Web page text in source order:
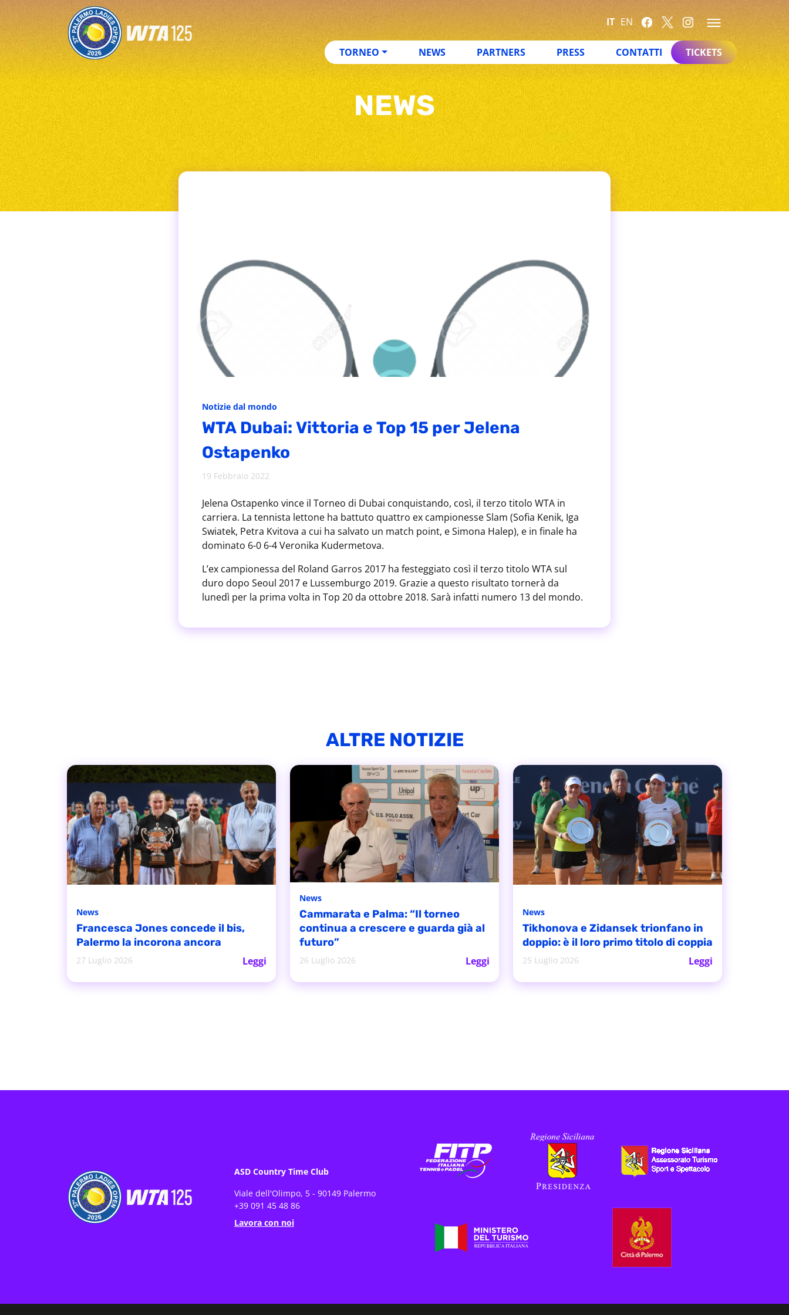
IT EN
TORNEO NEWS PARTNERS PRESS CONTATTI TICKETS
NEWS
Notizie dal mondo
WTA Dubai: Vittoria e Top 15 per Jelena
Ostapenko
19 Febbraio 2022
Jelena Ostapenko vince il Torneo di Dubai conquistando, così, il terzo titolo WTA in
carriera. La tennista lettone ha battuto quattro ex campionesse Slam (Sofia Kenik, Iga
Swiatek, Petra Kvitova a cui ha salvato un match point, e Simona Halep), e in finale ha
dominato 6-0 6-4 Veronika Kudermetova.
L’ex campionessa del Roland Garros 2017 ha festeggiato così il terzo titolo WTA sul
duro dopo Seoul 2017 e Lussemburgo 2019. Grazie a questo risultato tornerà da
lunedì per la prima volta in Top 20 da ottobre 2018. Sarà infatti numero 13 del mondo.
ALTRE NOTIZIE
News
Francesca Jones concede il bis,
Palermo la incorona ancora
27 Luglio 2026 Leggi
News
Cammarata e Palma: “Il torneo
continua a crescere e guarda già al
futuro”
26 Luglio 2026 Leggi
News
Tikhonova e Zidansek trionfano in
doppio: è il loro primo titolo di coppia
25 Luglio 2026 Leggi
ASD Country Time Club
Viale dell'Olimpo, 5 - 90149 Palermo
+39 091 45 48 86
Lavora con noi